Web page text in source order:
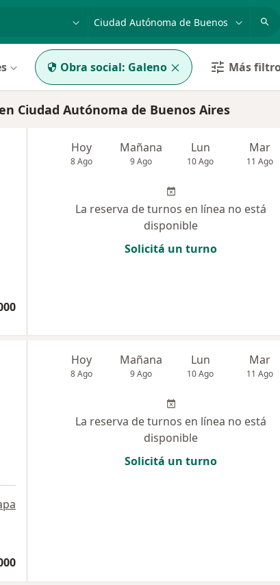
o nombrep. ej. Buenos Aires
Obra social: Galeno Más
Ciudad Autónoma de Buenos Aires
Hoy
8 Ago
Mañana
9 Ago
Lun
10 Ago
Mar
11 Ago
La reserva de turnos en línea no está
disponible
Solicitá un turno
Hoy
8 Ago
Mañana
9 Ago
Lun
10 Ago
Mar
11 Ago
La reserva de turnos en línea no está
disponible
Solicitá un turno